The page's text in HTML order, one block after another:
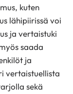
kuten
lähipiirissä voi
ja vertaistuki
saada
ja
vertaistuellista
sekä